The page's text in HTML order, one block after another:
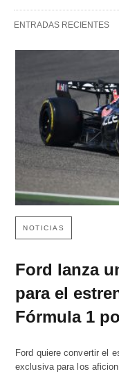
ENTRADAS RECIENTES
NOTICIAS
Ford lanza
para el
Fórmula 1
Ford quiere convertir el
exclusiva para los